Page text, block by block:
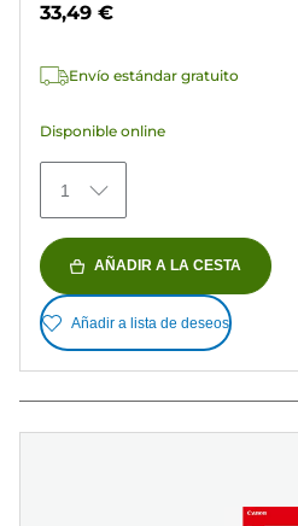
37
33,49 €
Envío estándar gratuito
Disponible online
1
AÑADIR A LA CESTA
Añadir a lista de deseos